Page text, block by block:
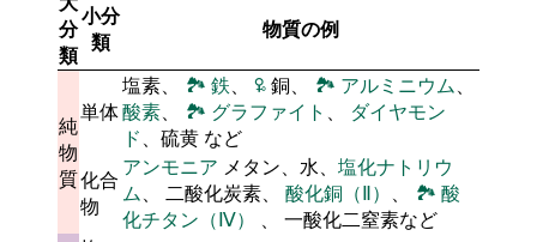
分
類
小分
類
物質の例
純
物
質
単体
塩素、 🏞 鉄、 🜠銅、 🏞 アルミニウム、
酸素、 🏞 グラファイト 、 ダイヤモン
ド、硫黄 など
化合
物
アンモニア メタン、水、 塩化ナトリウ
ム、 二酸化炭素、 酸化銅（Ⅱ） 、 🏞 酸
化チタン（Ⅳ） 、 一酸化二窒素など